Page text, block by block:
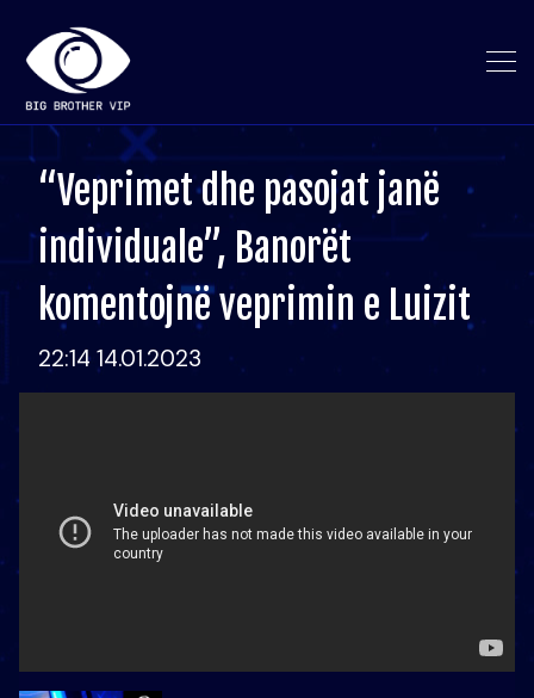
“Veprimet dhe pasojat janë
individuale”, Banorët
komentojnë veprimin e Luizit
22:14 14.01.2023